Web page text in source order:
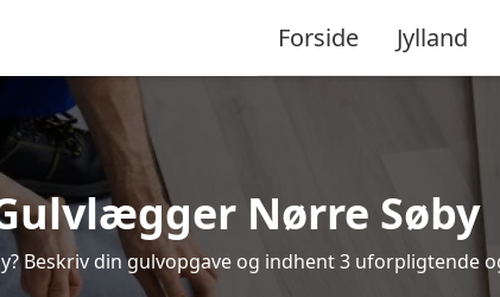
Forside Jylland
Nørre Søby
Beskriv din gulvopgave og indhent 3 uforpligtende